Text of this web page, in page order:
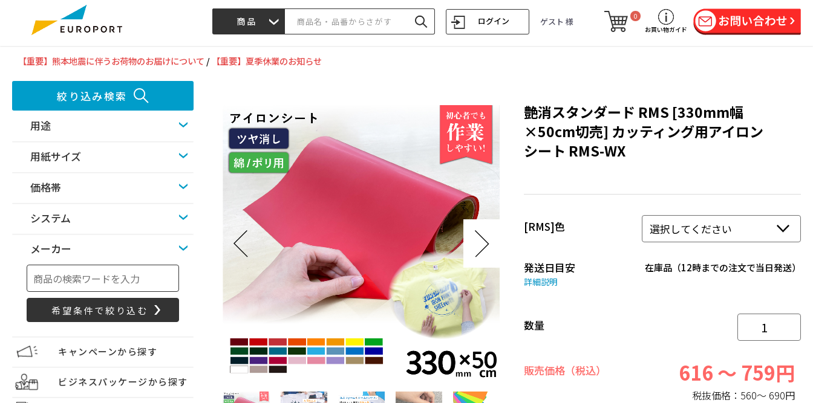
商品 ログイン ゲスト 様
0
お買い物ガイド
【重要】熊本地震に伴うお荷物のお届けについて / 【重要】夏季休業のお知らせ
絞り込み検索
用途
用紙サイズ
価格帯
システム
メーカー
キャンペーンから探す
ビジネスパッケージから探す
艶消スタンダード RMS [330mm幅
×50cm切売] カッティング用アイロン
シート RMS-WX
[RMS]色
発送日目安
詳細説明
在庫品（12時までの注文で当日発送）
数量
販売価格（税込） 616 ～ 759円
税抜価格： 560～ 690円